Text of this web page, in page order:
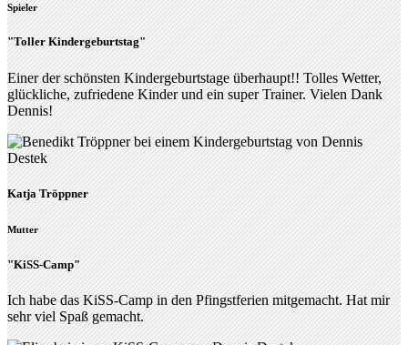
Spieler
"Toller Kindergeburtstag"
Einer der schönsten Kindergeburtstage überhaupt!! Tolles Wetter,
glückliche, zufriedene Kinder und ein super Trainer. Vielen Dank
Dennis!
Katja Tröppner
Mutter
"KiSS-Camp"
Ich habe das KiSS-Camp in den Pfingstferien mitgemacht. Hat mir
sehr viel Spaß gemacht.